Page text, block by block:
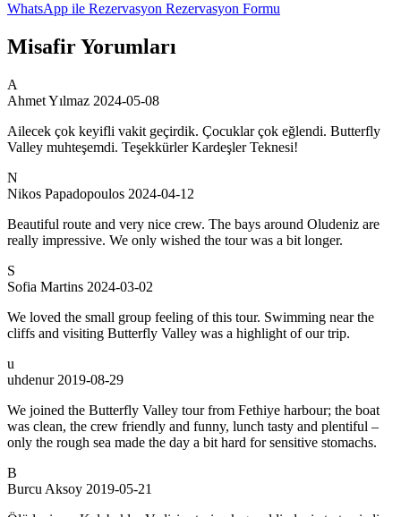
WhatsApp ile Rezervasyon Rezervasyon Formu
Misafir Yorumları
A
Ahmet Yılmaz 2024-05-08
Ailecek çok keyifli vakit geçirdik. Çocuklar çok eğlendi. Butterfly
Valley muhteşemdi. Teşekkürler Kardeşler Teknesi!
N
Nikos Papadopoulos 2024-04-12
Beautiful route and very nice crew. The bays around Oludeniz are
really impressive. We only wished the tour was a bit longer.
S
Sofia Martins 2024-03-02
We loved the small group feeling of this tour. Swimming near the
cliffs and visiting Butterfly Valley was a highlight of our trip.
u
uhdenur 2019-08-29
We joined the Butterfly Valley tour from Fethiye harbour; the boat
was clean, the crew friendly and funny, lunch tasty and plentiful –
only the rough sea made the day a bit hard for sensitive stomachs.
B
Burcu Aksoy 2019-05-21